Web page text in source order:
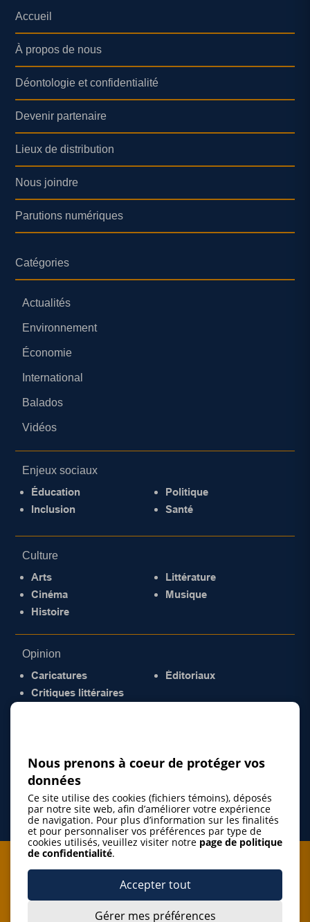
Accueil
À propos de nous
Déontologie et confidentialité
Devenir partenaire
Lieux de distribution
Nous joindre
Parutions numériques
Catégories
Actualités
Environnement
Économie
International
Balados
Vidéos
Enjeux sociaux
Éducation
Inclusion
Politique
Santé
Culture
Arts
Cinéma
Histoire
Littérature
Musique
Opinion
Caricatures
Critiques littéraires
Éditoriaux
Je m'abonne à l'infolettre
Nous prenons à coeur de protéger vos
données
Ce site utilise des cookies (fichiers témoins), déposés
par notre site web, afin d’améliorer votre expérience
de navigation. Pour plus d’information sur les finalités
et pour personnaliser vos préférences par type de
cookies utilisés, veuillez visiter notre page de politique
de confidentialité.
Accepter tout
Gérer mes préférences